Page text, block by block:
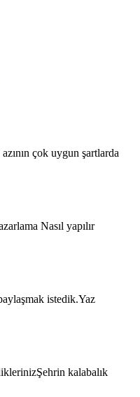
çok uygun şartlarda
Nasıl yapılır
istedik.Yaz
kalabalık